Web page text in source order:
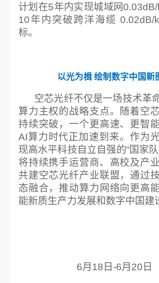
计划在5年内实现城域网0.03dB/
10年内突破跨洋海缆 0.02dB/
标。
以光为楫 绘制数字中国新
空芯光纤不仅是一场技术革
算力主权的战略支点。随着空
持续突破，一个更高速、更智
AI算力时代正加速到来。作为
现高水平科技自立自强的“国家
将持续携手运营商、高校及产
共建空芯光纤产业联盟，通过
态融合，推动算力网络向更高
能新质生产力发展和数字中国建
6月18日-6月20日